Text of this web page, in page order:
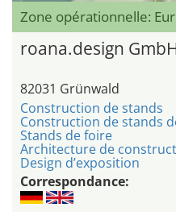
Zone opérationnelle:
roana.design
82031 Grünwald
Construction de stands
Construction de stands
Stands de foire
Architecture de
Design d’exposition
Correspondance: